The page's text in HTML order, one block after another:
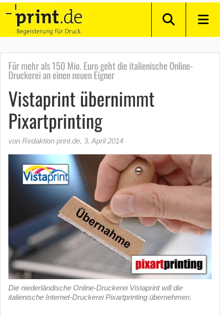
Für mehr als 150 Mio. Euro geht die italienische Online-
Druckerei an einen neuen Eigner
Vistaprint übernimmt
Pixartprinting
von Redaktion print.de, 3. April 2014
Die niederländische Online-Druckerei Vistaprint will die
italienische Internet-Druckerei Pixartprinting übernehmen.